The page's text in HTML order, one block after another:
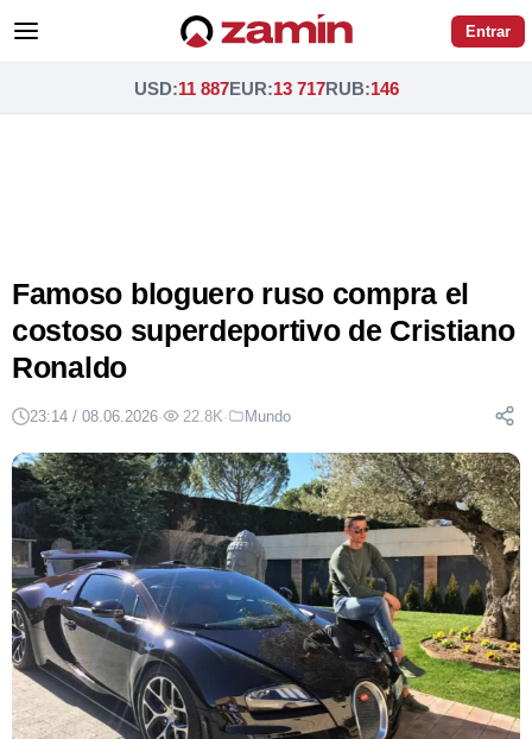
Entrar
USD:11 887EUR:13 717RUB:146
Famoso bloguero ruso compra el
costoso superdeportivo de Cristiano
Ronaldo
23:14 / 08.06.2026· 22.8K· Mundo